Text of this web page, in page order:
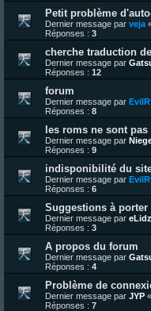
Petit problème
Dernier message par veja
Réponses : 3
cherche traduction
Dernier message par
Réponses : 12
forum
Dernier message par
Réponses : 8
les roms ne sont pas
Dernier message par
Réponses : 9
indisponibilité du
Dernier message par
Réponses : 6
Suggestions à porter
Dernier message par
Réponses : 3
A propos du forum
Dernier message par
Réponses : 4
Problème de
Dernier message par JYP «
Réponses : 7